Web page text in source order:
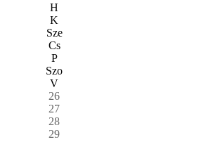
H
K
Sze
Cs
P
Szo
V
26
27
28
29